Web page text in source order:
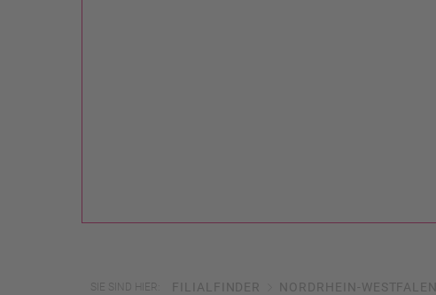
SIE SIND HIER: FILIALFINDER NORDRHEIN-WESTFALEN